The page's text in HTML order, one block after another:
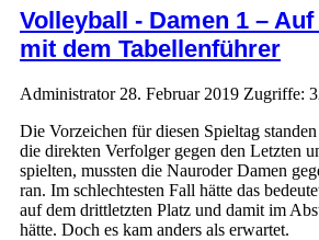
Volleyball - Damen 1 –
mit dem Tabellenführer
Administrator 28. Februar 2019 Zugriffe:
Die Vorzeichen für diesen Spieltag
die direkten Verfolger gegen den Letzten
spielten, mussten die Nauroder Damen
ran. Im schlechtesten Fall hätte das
auf dem drittletzten Platz und damit im
hätte. Doch es kam anders als erwartet.